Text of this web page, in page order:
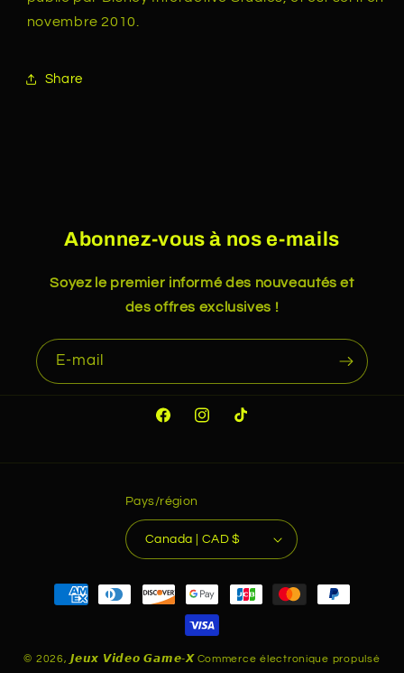
novembre 2010.
Share
Abonnez-vous à nos e-mails
Soyez le premier informé des nouveautés et
des offres exclusives !
E-mail
FacebookInstagram
TikTok
Pays/région
Canada | CAD $
Moyens
© 2026,𝙅𝙚𝙪𝙭 𝙑𝙞𝙙𝙚𝙤 𝙂𝙖𝙢𝙚-𝙓 Commerce électronique propulsé